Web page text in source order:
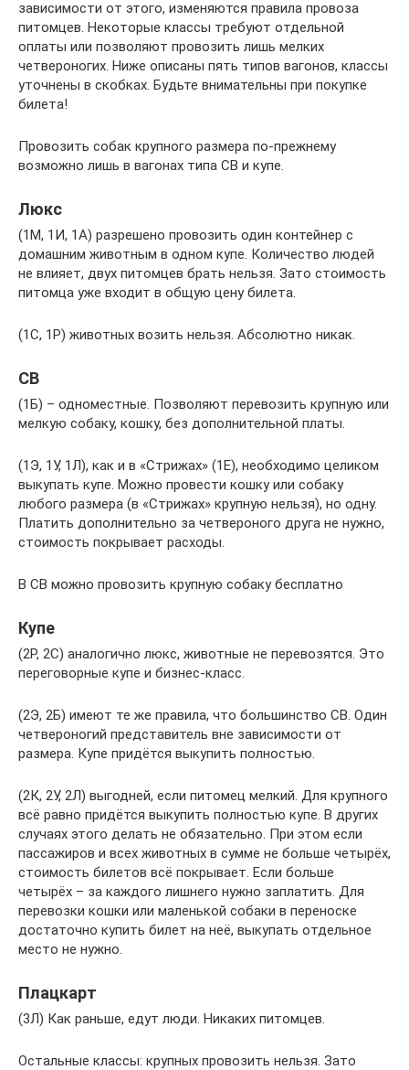
зависимости от этого, изменяются правила провоза
питомцев. Некоторые классы требуют отдельной
оплаты или позволяют провозить лишь мелких
четвероногих. Ниже описаны пять типов вагонов, классы
уточнены в скобках. Будьте внимательны при покупке
билета!
Провозить собак крупного размера по-прежнему
возможно лишь в вагонах типа СВ и купе.
Люкс
(1М, 1И, 1А) разрешено провозить один контейнер с
домашним животным в одном купе. Количество людей
не влияет, двух питомцев брать нельзя. Зато стоимость
питомца уже входит в общую цену билета.
(1С, 1Р) животных возить нельзя. Абсолютно никак.
СВ
(1Б) – одноместные. Позволяют перевозить крупную или
мелкую собаку, кошку, без дополнительной платы.
(1Э, 1У, 1Л), как и в «Стрижах» (1Е), необходимо целиком
выкупать купе. Можно провести кошку или собаку
любого размера (в «Стрижах» крупную нельзя), но одну.
Платить дополнительно за четвероного друга не нужно,
стоимость покрывает расходы.
В СВ можно провозить крупную собаку бесплатно
Купе
(2Р, 2С) аналогично люкс, животные не перевозятся. Это
переговорные купе и бизнес-класс.
(2Э, 2Б) имеют те же правила, что большинство СВ. Один
четвероногий представитель вне зависимости от
размера. Купе придётся выкупить полностью.
(2К, 2У, 2Л) выгодней, если питомец мелкий. Для крупного
всё равно придётся выкупить полностью купе. В других
случаях этого делать не обязательно. При этом если
пассажиров и всех животных в сумме не больше четырёх,
стоимость билетов всё покрывает. Если больше
четырёх – за каждого лишнего нужно заплатить. Для
перевозки кошки или маленькой собаки в переноске
достаточно купить билет на неё, выкупать отдельное
место не нужно.
Плацкарт
(3Л) Как раньше, едут люди. Никаких питомцев.
Остальные классы: крупных провозить нельзя. Зато